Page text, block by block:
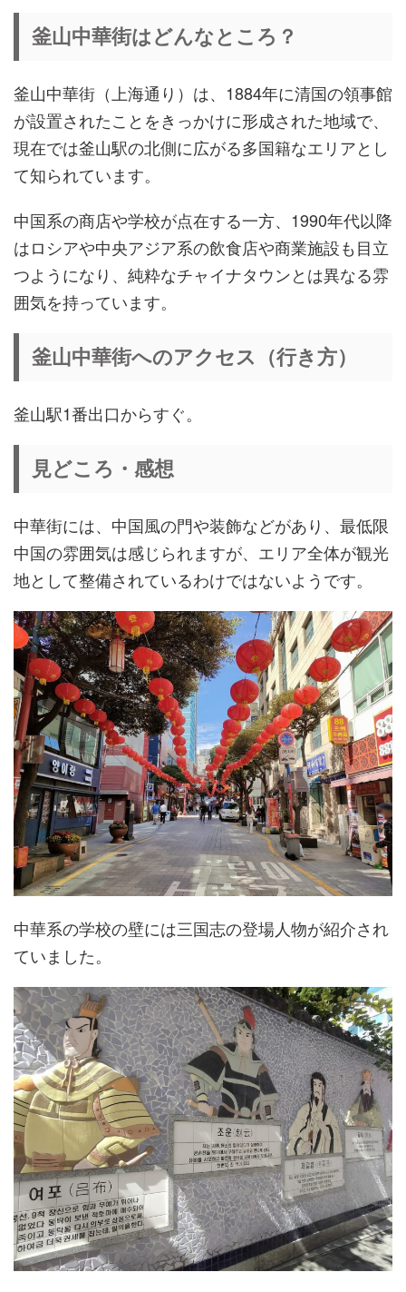
釜山中華街はどんなところ？
釜山中華街（上海通り）は、1884年に清国の領事館
が設置されたことをきっかけに形成された地域で、
現在では釜山駅の北側に広がる多国籍なエリアとし
て知られています。
中国系の商店や学校が点在する一方、1990年代以降
はロシアや中央アジア系の飲食店や商業施設も目立
つようになり、純粋なチャイナタウンとは異なる雰
囲気を持っています。
釜山中華街へのアクセス（行き方）
釜山駅1番出口からすぐ。
見どころ・感想
中華街には、中国風の門や装飾などがあり、最低限
中国の雰囲気は感じられますが、エリア全体が観光
地として整備されているわけではないようです。
中華系の学校の壁には三国志の登場人物が紹介され
ていました。